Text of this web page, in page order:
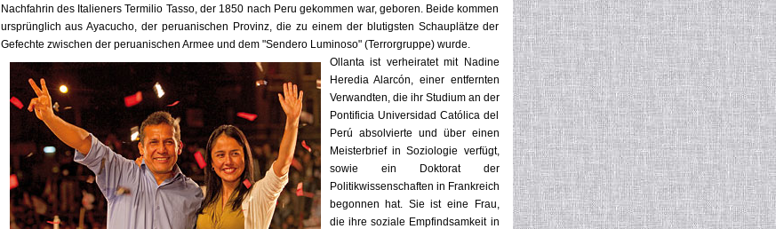
Nachfahrin des Italieners Termilio Tasso, der 1850 nach Peru gekommen war, geboren. Beide kommen
ursprünglich aus Ayacucho, der peruanischen Provinz, die zu einem der blutigsten Schauplätze der
Gefechte zwischen der peruanischen Armee und dem "Sendero Luminoso" (Terrorgruppe) wurde.
Ollanta ist verheiratet mit Nadine
Heredia Alarcón, einer entfernten
Verwandten, die ihr Studium an der
Pontificia Universidad Católica del
Perú absolvierte und über einen
Meisterbrief in Soziologie verfügt,
sowie ein Doktorat der
Politikwissenschaften in Frankreich
begonnen hat. Sie ist eine Frau,
die ihre soziale Empfindsamkeit in